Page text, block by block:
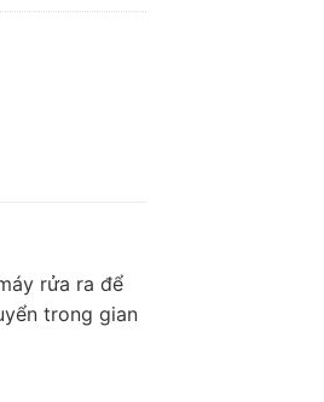
rửa ra để
trong gian